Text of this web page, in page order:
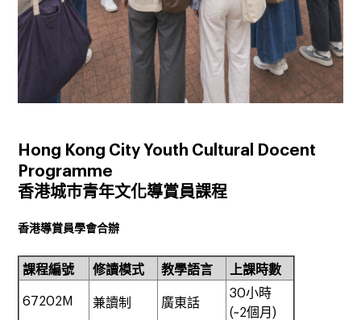
Hong Kong City Youth Cultural Docent
Programme
香港城巿青年文化導賞員課程
香港導賞員學會合辦
課程編號 修讀模式 教學語言 上課時數
67202M 兼讀制 廣東話
30小時
(~2個月 )